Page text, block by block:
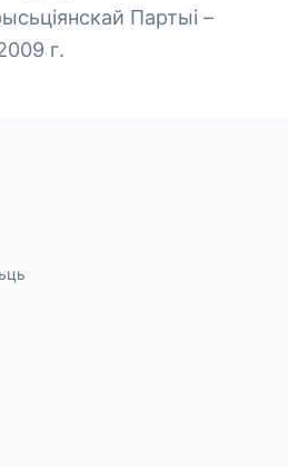
Партыі –
г.